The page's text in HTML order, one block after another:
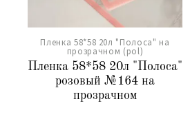
Пленка 58*58 20л "Полоса" на
прозрачном (pol)
Пленка 58*58 20л "Полоса"
розовый №164 на
прозрачном